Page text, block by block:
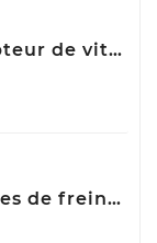
Capteur ABS (Capteur de vitesse de roue) BOSCH 0 265 007 928
Jeu de 4 plaquettes de frein ATE 13.0460-7275.2